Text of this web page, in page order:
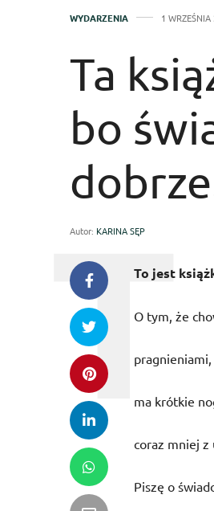
WYDARZENIA 1
Ta
bo
Autor: KARINA SĘP
To jest
O tym, że
ma krótkie
coraz mniej z
Piszę o